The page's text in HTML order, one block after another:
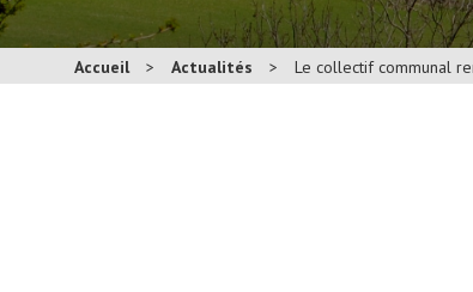
Accueil > Actualités > Le collectif communal